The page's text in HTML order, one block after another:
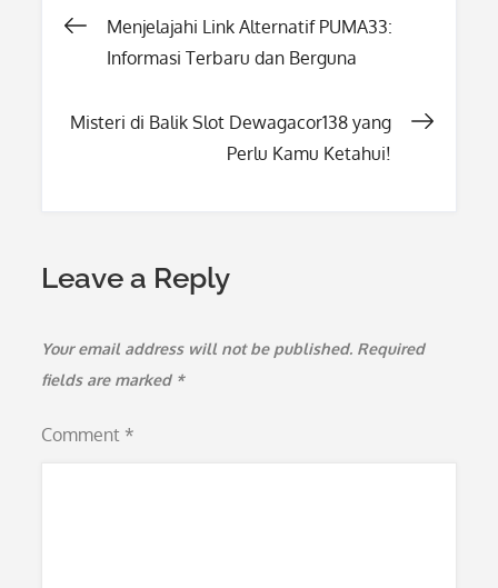
Post
Menjelajahi Link Alternatif PUMA33:
Informasi Terbaru dan Berguna
Misteri di Balik Slot Dewagacor138 yang
Perlu Kamu Ketahui!
Leave a Reply
Your email address will not be published. Required
fields are marked *
Comment *